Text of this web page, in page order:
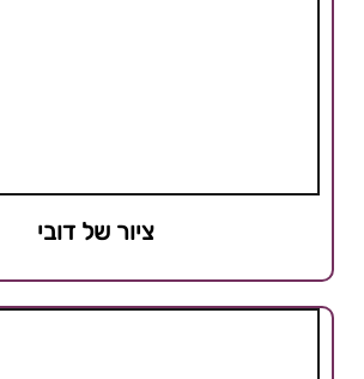
ציור של דובי